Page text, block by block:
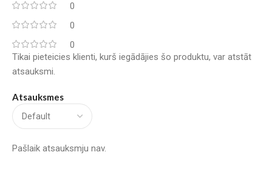
0
0
0
Atsauksmes
Pašlaik atsauksmju nav.
Tikai pieteicies klienti, kurš iegādājies šo produktu, var atstāt
atsauksmi.